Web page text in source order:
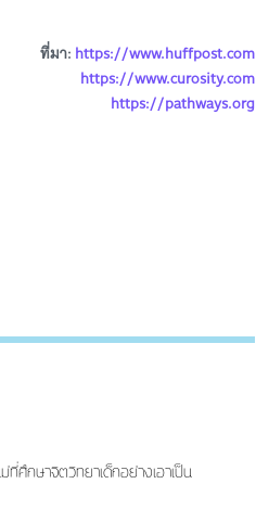
ที่มา: https://www.huffpost.com
https://www.curosity.com
https://pathways.org
ศึกษาจิตวิทยาเด็กอย่างเอาเป็น